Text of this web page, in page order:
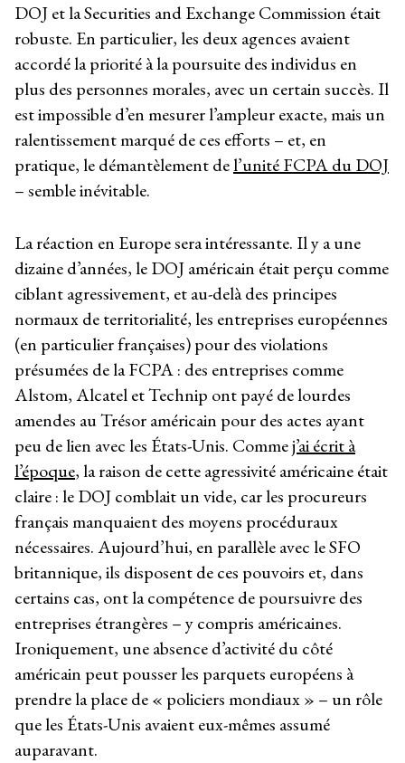
DOJ et la Securities and Exchange Commission était
robuste. En particulier, les deux agences avaient
accordé la priorité à la poursuite des individus en
plus des personnes morales, avec un certain succès. Il
est impossible d’en mesurer l’ampleur exacte, mais un
ralentissement marqué de ces efforts – et, en
pratique, le démantèlement del’unité FCPA du DOJ
– semble inévitable.
La réaction en Europe sera intéressante. Il y a une
dizaine d’années, le DOJ américain était perçu comme
ciblant agressivement, et au-delà des principes
normaux de territorialité, les entreprises européennes
(en particulier françaises) pour des violations
présumées de la FCPA : des entreprises comme
Alstom, Alcatel et Technip ont payé de lourdes
amendes au Trésor américain pour des actes ayant
peu de lien avec les États-Unis. Commej’ai écrit à
l’époque, la raison de cette agressivité américaine était
claire : le DOJ comblait un vide, car les procureurs
français manquaient des moyens procéduraux
nécessaires. Aujourd’hui, en parallèle avec le SFO
britannique, ils disposent de ces pouvoirs et, dans
certains cas, ont la compétence de poursuivre des
entreprises étrangères – y compris américaines.
Ironiquement, une absence d’activité du côté
américain peut pousser les parquets européens à
prendre la place de « policiers mondiaux » – un rôle
que les États-Unis avaient eux-mêmes assumé
auparavant.